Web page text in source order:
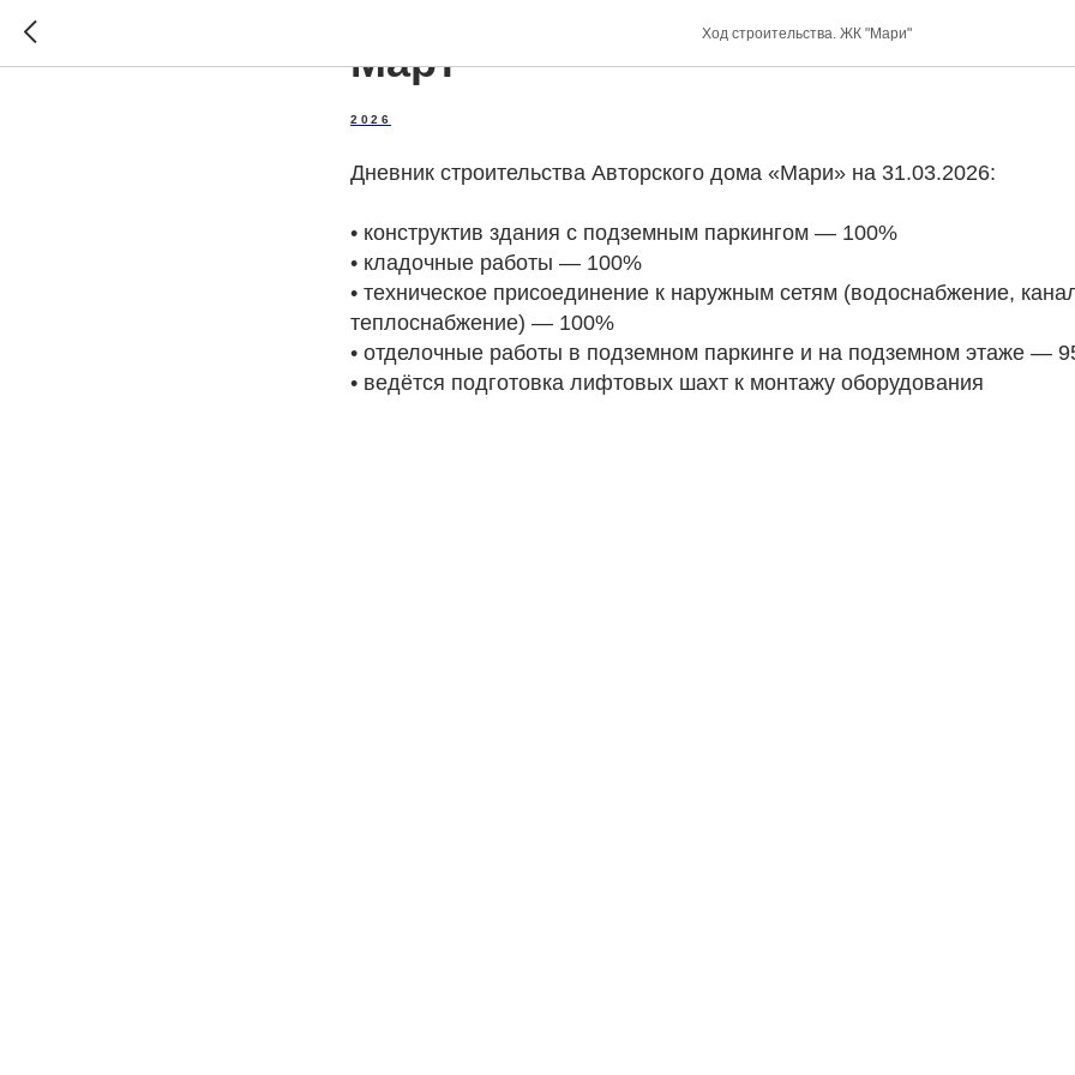
Ход строительства. ЖК "Мари"
Март
2026
Дневник строительства Авторского дома «Мари» на 31.03.2026:
•⁠ ⁠конструктив здания с подземным паркингом — 100%
•⁠ ⁠кладочные работы — 100%
•⁠ ⁠техническое присоединение к наружным сетям (водоснабжение,
теплоснабжение) — 100%
•⁠ ⁠отделочные работы в подземном паркинге и на подземном этаже —
•⁠ ⁠ведётся подготовка лифтовых шахт к монтажу оборудования